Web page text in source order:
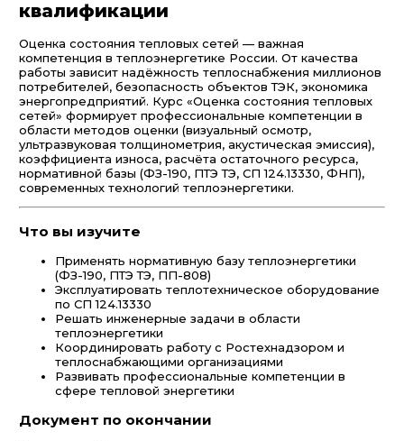
квалификации
Оценка состояния тепловых сетей — важная
компетенция в теплоэнергетике России. От качества
работы зависит надёжность теплоснабжения миллионов
потребителей, безопасность объектов ТЭК, экономика
энергопредприятий. Курс «Оценка состояния тепловых
сетей» формирует профессиональные компетенции в
области методов оценки (визуальный осмотр,
ультразвуковая толщинометрия, акустическая эмиссия),
коэффициента износа, расчёта остаточного ресурса,
нормативной базы (ФЗ-190, ПТЭ ТЭ, СП 124.13330, ФНП),
современных технологий теплоэнергетики.
Что вы изучите
Применять нормативную базу теплоэнергетики
(ФЗ-190, ПТЭ ТЭ, ПП-808)
Эксплуатировать теплотехническое оборудование
по СП 124.13330
Решать инженерные задачи в области
теплоэнергетики
Координировать работу с Ростехнадзором и
теплоснабжающими организациями
Развивать профессиональные компетенции в
сфере тепловой энергетики
Документ по окончании